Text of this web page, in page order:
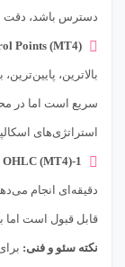
دسترس باشد، دقت
Points (MT4):
بالاترین،
سریع است اما در
استراتژی‌های
1-Minute OHLC (MT4):
قابل قبول است اما
نکته سئو و فنی: